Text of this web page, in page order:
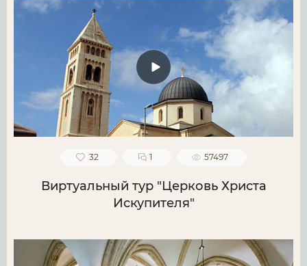
32 1 57497
Виртуальный тур "Церковь Христа
Искупителя"